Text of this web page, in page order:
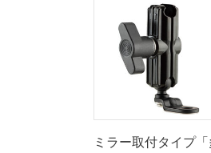
ミラー取付タイプ「